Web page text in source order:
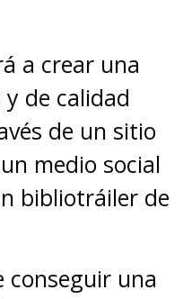
a crear una
de calidad
de un sitio
medio social
bibliotráiler de
conseguir una